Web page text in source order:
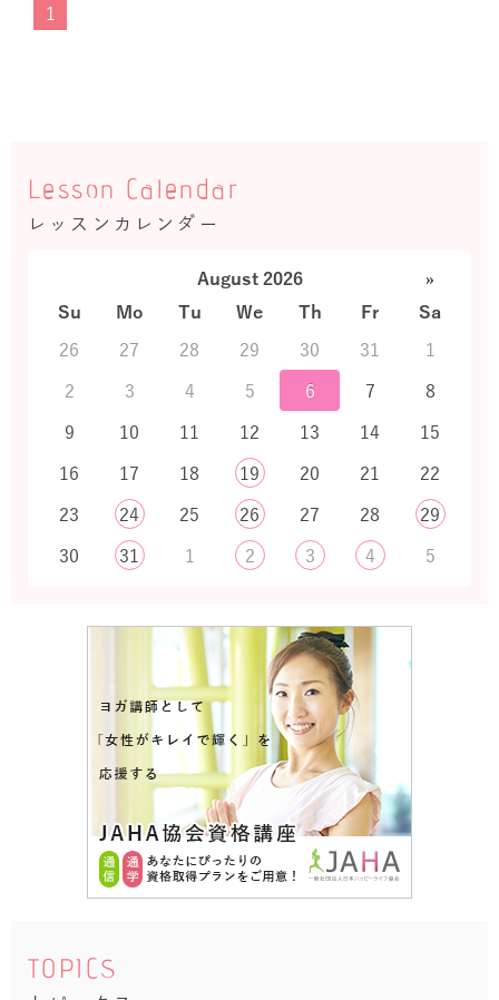
1
Lesson Calendar
レッスンカレンダー
August 2026
»
Su
Mo Tu We Th Fr
Sa
26
27 28 29 30 31
1
2
3 4 5 6 7
8
9
10 11 12 13 14
15
16
17 18 19 20 21
22
23
24 25 26 27 28
29
30
31 1 2 3 4 5
TOPICS